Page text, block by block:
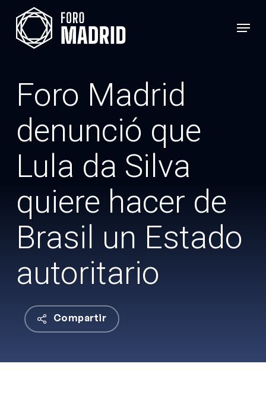
main
Menu
Foro Madrid
denunció que
Lula da Silva
quiere hacer de
Brasil un Estado
autoritario
Compartir